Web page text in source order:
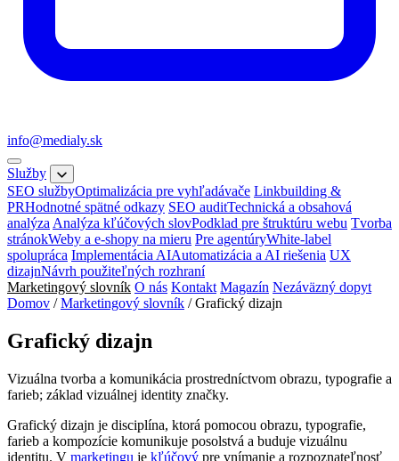
info@medialy.sk
Služby
SEO službyOptimalizácia pre vyhľadávače Linkbuilding &
PRHodnotné spätné odkazy SEO auditTechnická a obsahová
analýza Analýza kľúčových slovPodklad pre štruktúru webu Tvorba
stránokWeby a e-shopy na mieru Pre agentúryWhite-label
spolupráca Implementácia AIAutomatizácia a AI riešenia UX
dizajnNávrh použiteľných rozhraní
Marketingový slovník O nás Kontakt Magazín Nezáväzný dopyt
Domov / Marketingový slovník /Grafický dizajn
Grafický dizajn
Vizuálna tvorba a komunikácia prostredníctvom obrazu, typografie a
farieb; základ vizuálnej identity značky.
Grafický dizajn je disciplína, ktorá pomocou obrazu, typografie,
farieb a kompozície komunikuje posolstvá a buduje vizuálnu
identitu. V marketingu je kľúčový pre vnímanie a rozpoznateľnosť